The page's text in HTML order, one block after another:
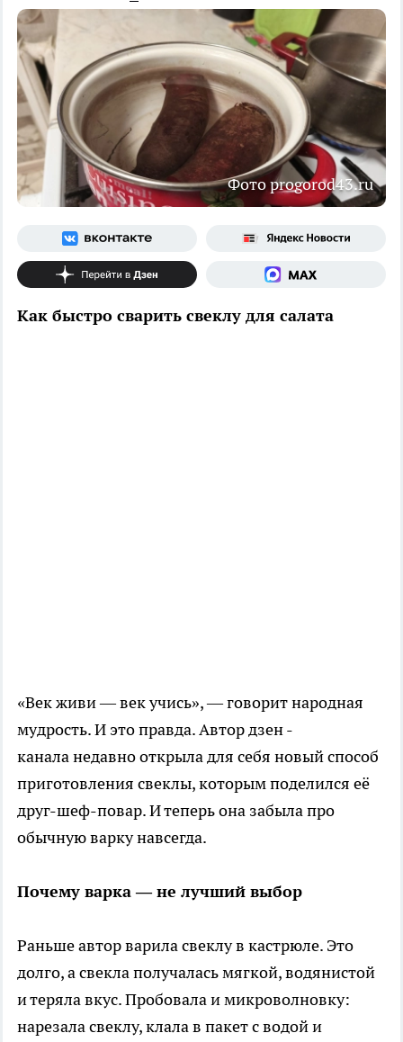
Фото progorod43.ru
Как быстро сварить свеклу для салата
«Век живи — век учись», — говорит народная
мудрость. И это правда. Автор дзен -
канала недавно открыла для себя новый способ
приготовления свеклы, которым поделился её
друг-шеф-повар. И теперь она забыла про
обычную варку навсегда.
Почему варка — не лучший выбор
Раньше автор варила свеклу в кастрюле. Это
долго, а свекла получалась мягкой, водянистой
и теряла вкус. Пробовала и микроволновку:
нарезала свеклу, клала в пакет с водой и